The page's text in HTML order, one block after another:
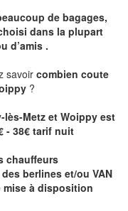
de bagages,
dans la plupart
d’amis .
savoir combien coute
?
Metz et Woippy est
- 38€ tarif nuit
chauffeurs
berlines et/ou VAN
à disposition